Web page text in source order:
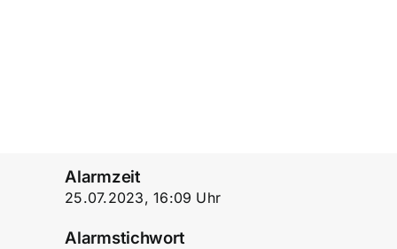
Alarmzeit
25.07.2023, 16:09 Uhr
Alarmstichwort